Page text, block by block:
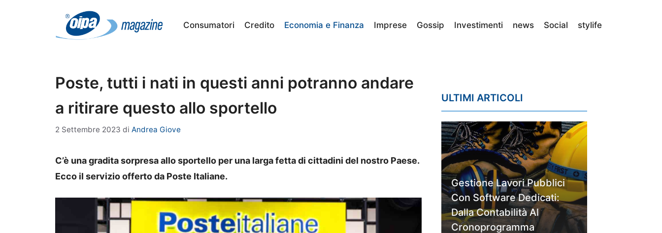
Consumatori Credito Economia e Finanza Imprese Gossip Investimenti news Social stylife
Poste, tutti i nati in questi anni potranno andare
a ritirare questo allo sportello
2 Settembre 2023 di Andrea Giove
C’è una gradita sorpresa allo sportello per una larga fetta di cittadini del nostro Paese.
Ecco il servizio offerto da Poste Italiane.
ULTIMI ARTICOLI
Gestione Lavori Pubblici
Con Software Dedicati:
Dalla Contabilità Al
Cronoprogramma